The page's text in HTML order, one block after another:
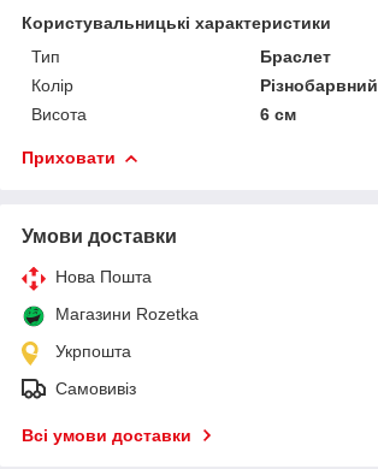
Користувальницькі характеристики
Тип
Браслет
Колір
Різнобарвний
Висота
6 см
Приховати
Умови доставки
Нова Пошта
Магазини Rozetka
Укрпошта
Самовивіз
Всі умови доставки